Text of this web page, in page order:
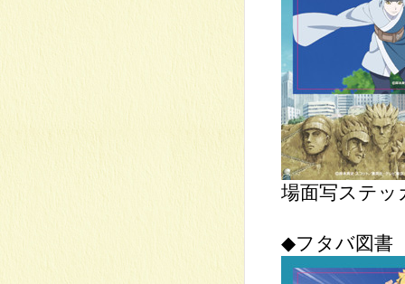
場面写ステッ
◆フタバ図書